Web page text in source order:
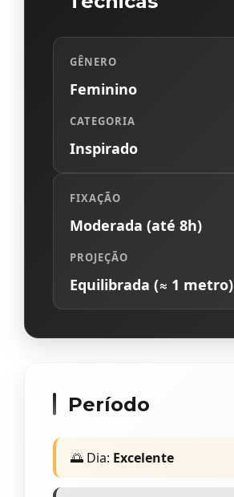
GÊNERO
Feminino
CATEGORIA
Inspirado
FIXAÇÃO
Moderada (até 8h)
PROJEÇÃO
Equilibrada (≈ 1 metro)
Período
🌅 Dia: Excelente